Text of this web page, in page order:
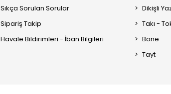
Sıkça Sorulan Sorular
Sipariş Takip
Havale Bildirimleri - İban Bilgileri
Dikişli
Takı -
Bone
Tayt